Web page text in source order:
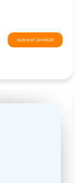
zobrazit produkt